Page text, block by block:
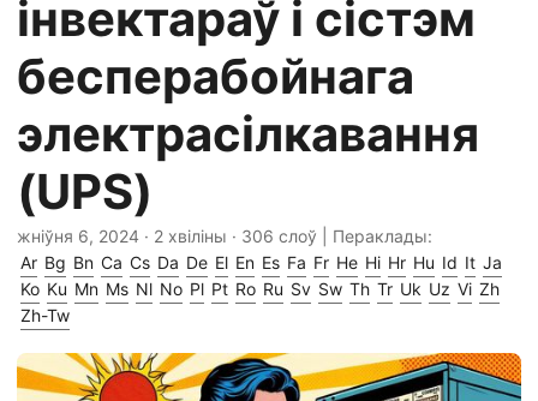
інвектараў і сістэм
бесперабойнага
электрасілкавання
(UPS)
жніўня 6, 2024 · 2 хвіліны · 306 слоў | Пераклады:
Ar Bg Bn Ca Cs Da De El En Es Fa Fr He Hi Hr Hu Id It Ja
Ko Ku Mn Ms Nl No Pl Pt Ro Ru Sv Sw Th Tr Uk Uz Vi Zh
Zh-Tw